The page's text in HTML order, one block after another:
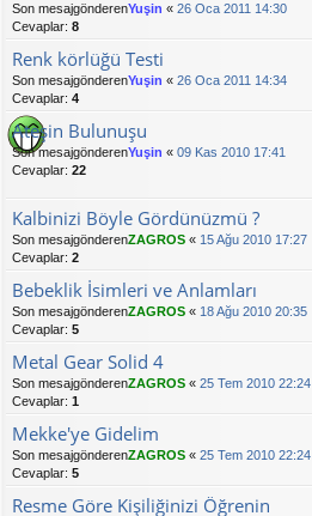
Son mesajgönderenYuşin « 26 Oca 2011 14:30
Cevaplar: 8
Renk körlüğü Testi
Son mesajgönderenYuşin « 26 Oca 2011 14:34
Cevaplar: 4
Ateşin Bulunuşu
Son mesajgönderenYuşin « 09 Kas 2010 17:41
Cevaplar: 22
Kalbinizi Böyle Gördünüzmü ?
Son mesajgönderenZAGROS « 15 Ağu 2010 17:27
Cevaplar: 2
Bebeklik İsimleri ve Anlamları
Son mesajgönderenZAGROS « 18 Ağu 2010 20:35
Cevaplar: 5
Metal Gear Solid 4
Son mesajgönderenZAGROS « 25 Tem 2010 22:24
Cevaplar: 1
Mekke'ye Gidelim
Son mesajgönderenZAGROS « 25 Tem 2010 22:24
Cevaplar: 5
Resme Göre Kişiliğinizi Öğrenin